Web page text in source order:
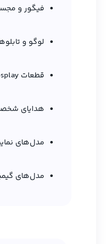
فیگور و
لوگو و
قطعات Cosplay
هدایای
مدل‌های
مدل‌های